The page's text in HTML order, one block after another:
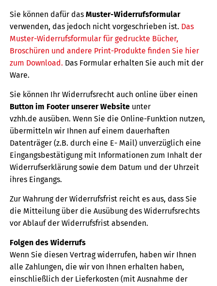
Sie können dafür das Muster-Widerrufsformular
verwenden, das jedoch nicht vorgeschrieben ist. Das
Muster-Widerrufsformular für gedruckte Bücher,
Broschüren und andere Print-Produkte finden Sie hier
zum Download. Das Formular erhalten Sie auch mit der
Ware.
Sie können Ihr Widerrufsrecht auch online über einen
Button im Footer unserer Website unter
vzhh.de ausüben. Wenn Sie die Online-Funktion nutzen,
übermitteln wir Ihnen auf einem dauerhaften
Datenträger (z.B. durch eine E- Mail) unverzüglich eine
Eingangsbestätigung mit Informationen zum Inhalt der
Widerrufserklärung sowie dem Datum und der Uhrzeit
ihres Eingangs.
Zur Wahrung der Widerrufsfrist reicht es aus, dass Sie
die Mitteilung über die Ausübung des Widerrufsrechts
vor Ablauf der Widerrufsfrist absenden.
Folgen des Widerrufs
Wenn Sie diesen Vertrag widerrufen, haben wir Ihnen
alle Zahlungen, die wir von Ihnen erhalten haben,
einschließlich der Lieferkosten (mit Ausnahme der